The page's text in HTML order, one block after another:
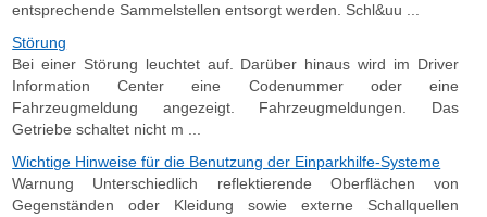
entsprechende Sammelstellen entsorgt werden. Schl&uu ...
Störung
Bei einer Störung leuchtet auf. Darüber hinaus wird im Driver
Information Center eine Codenummer oder eine
Fahrzeugmeldung angezeigt. Fahrzeugmeldungen. Das
Getriebe schaltet nicht m ...
Wichtige Hinweise für die Benutzung der Einparkhilfe-Systeme
Warnung Unterschiedlich reflektierende Oberflächen von
Gegenständen oder Kleidung sowie externe Schallquellen